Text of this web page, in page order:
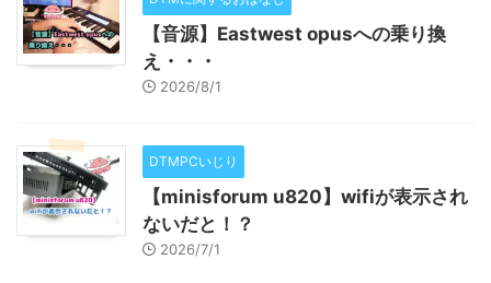
【音源】Eastwest opusへの乗り換
え・・・
2026/8/1
DTMPCいじり
【minisforum u820】wifiが表示され
ないだと！？
2026/7/1